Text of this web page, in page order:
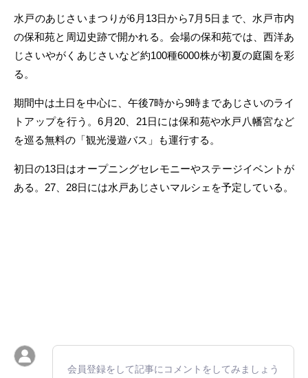
水戸のあじさいまつりが6月13日から7月5日まで、水戸市内
の保和苑と周辺史跡で開かれる。会場の保和苑では、西洋あ
じさいやがくあじさいなど約100種6000株が初夏の庭園を彩
る。
期間中は土日を中心に、午後7時から9時まであじさいのライ
トアップを行う。6月20、21日には保和苑や水戸八幡宮など
を巡る無料の「観光漫遊バス」も運行する。
初日の13日はオープニングセレモニーやステージイベントが
ある。27、28日には水戸あじさいマルシェを予定している。
会員登録をして記事にコメントをしてみましょう